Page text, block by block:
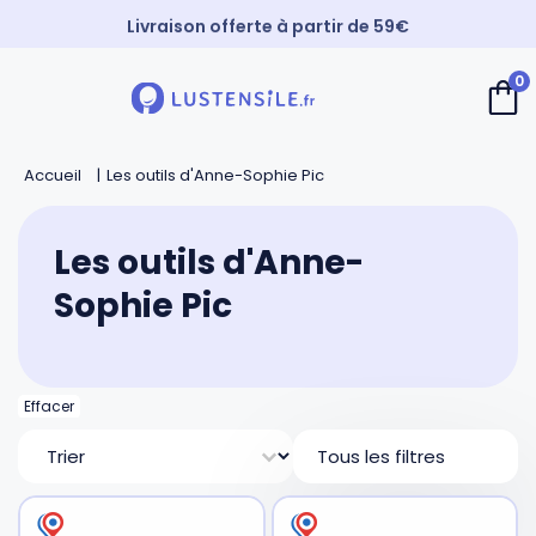
Livraison offerte à partir de 59€
Spatules
Pinces et piques
Louches
Couteaux d’office
Couteaux bec d’oiseau
Couteaux dentés
Faitouts et cocottes
Sauteuses
Woks
Mirontaine
Tournabois
Jean Dubost
0
Accueil Les outils d'Anne-Sophie Pic
Les outils d'Anne-
Sophie Pic
Effacer
Tous les filtres